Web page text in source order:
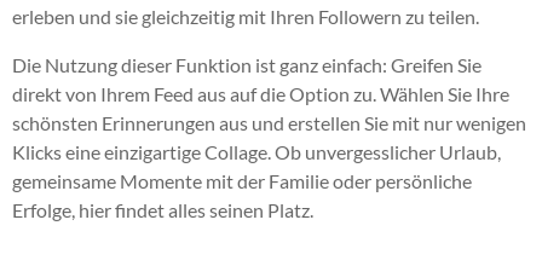
erleben und sie gleichzeitig mit Ihren Followern zu teilen.
Die Nutzung dieser Funktion ist ganz einfach: Greifen Sie
direkt von Ihrem Feed aus auf die Option zu. Wählen Sie Ihre
schönsten Erinnerungen aus und erstellen Sie mit nur wenigen
Klicks eine einzigartige Collage. Ob unvergesslicher Urlaub,
gemeinsame Momente mit der Familie oder persönliche
Erfolge, hier findet alles seinen Platz.